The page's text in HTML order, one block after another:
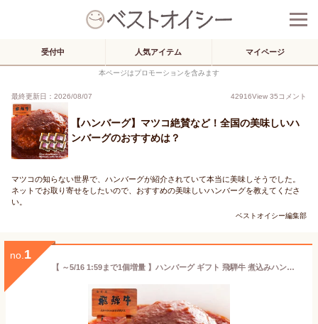
受付中 人気アイテム マイページ
本ページはプロモーションを含みます
最終更新日：2026/08/07 42916View 35コメント
【ハンバーグ】マツコ絶賛など！全国の美味しいハ
ンバーグのおすすめは？
マツコの知らない世界で、ハンバーグが紹介されていて本当に美味しそうでした。
ネットでお取り寄せをしたいので、おすすめの美味しいハンバーグを教えてくださ
い。
ベストオイシー編集部
no. 1
【 ～5/16 1:59まで1個増量 】ハンバーグ ギフト 飛騨牛 煮込みハンバーグ 240g{固形(120g)ソース(120g)}×6個 【マツコの知らない世界で紹介】送料無料 肉 ギフト 黒毛和牛 牛肉 お肉 セット 詰め合わせ お取り寄せグルメ 内祝 誕生日 プレゼント AG 父の日 2025